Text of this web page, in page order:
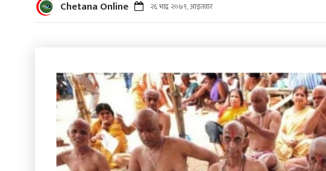
Chetana Online २६ भाद्र २०७९, आइतवार